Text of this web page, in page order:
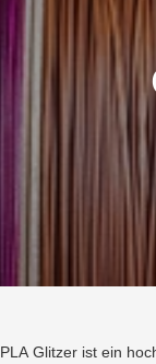
PLA Glitzer ist ein